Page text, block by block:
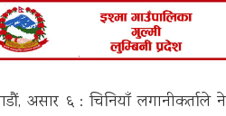
असार ६ : चिनियाँ लगानीकर्ताले